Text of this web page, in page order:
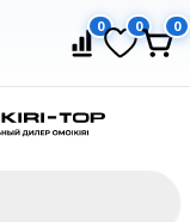
0 0 0